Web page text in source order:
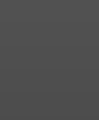
задержали